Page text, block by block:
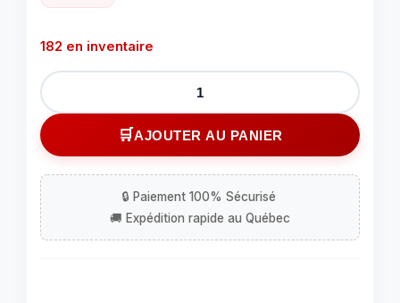
182 en inventaire
quantité
de
Vibreur
sonore
rectangulaire
-
25
mAh
AJOUTER AU PANIER